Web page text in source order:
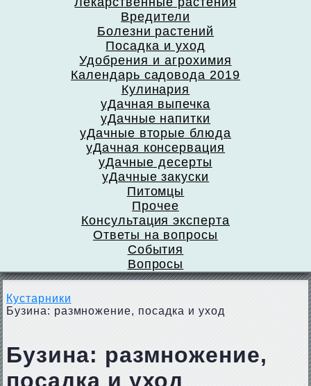
Вредители
Болезни растений
Посадка и уход
Удобрения и агрохимия
Календарь садовода 2019
Кулинария
уДачная выпечка
уДачные напитки
уДачные вторые блюда
уДачная консервация
уДачные десерты
уДачные закуски
Питомцы
Прочее
Консультация эксперта
Ответы на вопросы
События
Вопросы
Кустарники
Бузина: размножение, посадка и уход
Бузина: размножение,
посадка и уход